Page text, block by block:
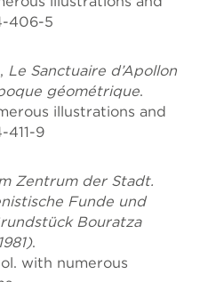
406-5
Le Sanctuaire d’Apollon
géométrique.
illustrations and
411-9
Zentrum der Stadt.
Funde und
Bouratza
.
with numerous